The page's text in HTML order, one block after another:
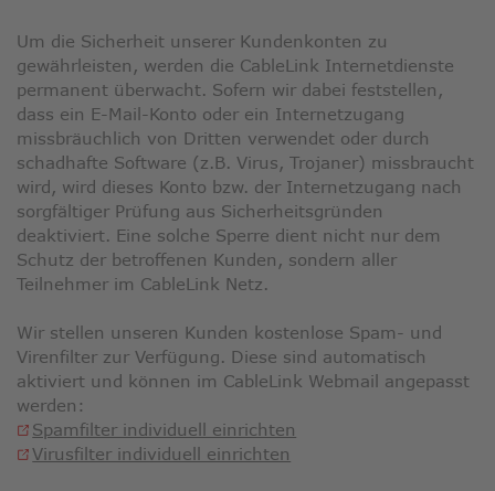
Um die Sicherheit unserer Kundenkonten zu
gewährleisten, werden die CableLink Internetdienste
permanent überwacht. Sofern wir dabei feststellen,
dass ein E-Mail-Konto oder ein Internetzugang
missbräuchlich von Dritten verwendet oder durch
schadhafte Software (z.B. Virus, Trojaner) missbraucht
wird, wird dieses Konto bzw. der Internetzugang nach
sorgfältiger Prüfung aus Sicherheitsgründen
deaktiviert. Eine solche Sperre dient nicht nur dem
Schutz der betroffenen Kunden, sondern aller
Teilnehmer im CableLink Netz.
Wir stellen unseren Kunden kostenlose Spam- und
Virenfilter zur Verfügung. Diese sind automatisch
aktiviert und können im CableLink Webmail angepasst
werden:
Spamfilter individuell einrichten
Virusfilter individuell einrichten